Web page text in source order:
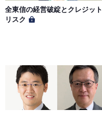
全東信の経営破綻とクレジット
リスク